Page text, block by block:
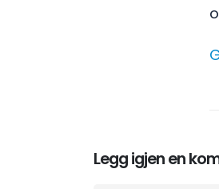
Legg igjen en